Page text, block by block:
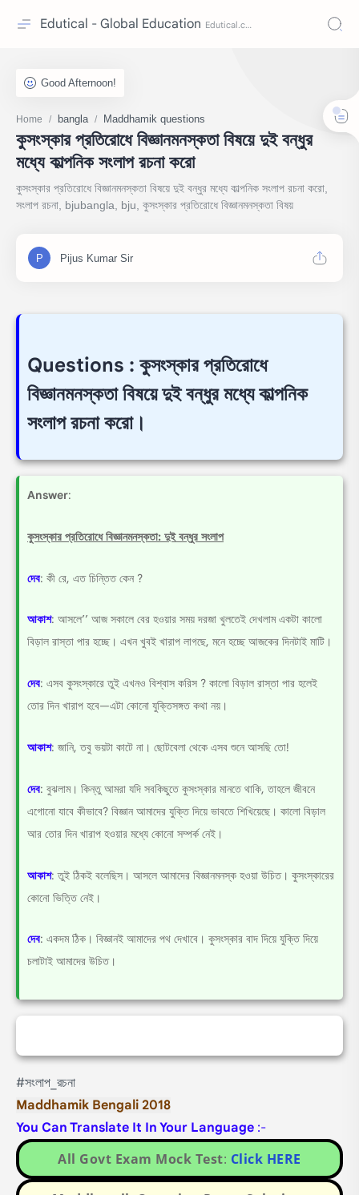
Edutical - Global Education
Home bangla Maddhamik questions
কুসংস্কার প্রতিরোধে বিজ্ঞানমনস্কতা বিষয়ে দুই বন্ধুর
মধ্যে কাল্পনিক সংলাপ রচনা করো
কুসংস্কার প্রতিরোধে বিজ্ঞানমনস্কতা বিষয়ে দুই বন্ধুর মধ্যে কাল্পনিক সংলাপ রচনা করো,
সংলাপ রচনা, bjubangla, bju, কুসংস্কার প্রতিরোধে বিজ্ঞানমনস্কতা বিষয়
Questions : কুসংস্কার প্রতিরোধে
বিজ্ঞানমনস্কতা বিষয়ে দুই বন্ধুর মধ্যে কাল্পনিক
সংলাপ রচনা করো।
Answer:
কুসংস্কার প্রতিরোধে বিজ্ঞানমনস্কতা: দুই বন্ধুর সংলাপ
দেব: কী রে, এত চিন্তিত কেন ?
আকাশ: আসলে’’ আজ সকালে বের হওয়ার সময় দরজা খুলতেই দেখলাম একটা কালো
বিড়াল রাস্তা পার হচ্ছে। এখন খুবই খারাপ লাগছে, মনে হচ্ছে আজকের দিনটাই মাটি।
দেব: এসব কুসংস্কারে তুই এখনও বিশ্বাস করিস ? কালো বিড়াল রাস্তা পার হলেই
তোর দিন খারাপ হবে—এটা কোনো যুক্তিসঙ্গত কথা নয়।
আকাশ: জানি, তবু ভয়টা কাটে না। ছোটবেলা থেকে এসব শুনে আসছি তো!
দেব: বুঝলাম। কিন্তু আমরা যদি সবকিছুতে কুসংস্কার মানতে থাকি, তাহলে জীবনে
এগোনো যাবে কীভাবে? বিজ্ঞান আমাদের যুক্তি দিয়ে ভাবতে শিখিয়েছে। কালো বিড়াল
আর তোর দিন খারাপ হওয়ার মধ্যে কোনো সম্পর্ক নেই।
আকাশ: তুই ঠিকই বলেছিস। আসলে আমাদের বিজ্ঞানমনস্ক হওয়া উচিত। কুসংস্কারের
কোনো ভিত্তি নেই।
দেব: একদম ঠিক। বিজ্ঞানই আমাদের পথ দেখাবে। কুসংস্কার বাদ দিয়ে যুক্তি দিয়ে
চলাটাই আমাদের উচিত।
#সংলাপ_রচনা
Maddhamik Bengali 2018
You Can Translate It In Your Language :-
All Govt Exam Mock Test: Click HERE